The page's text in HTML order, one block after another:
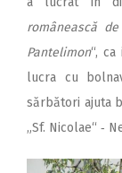
românească
Pantelimon“,
lucra cu
sărbători ajuta
„Sf. Nicolae“ ‑